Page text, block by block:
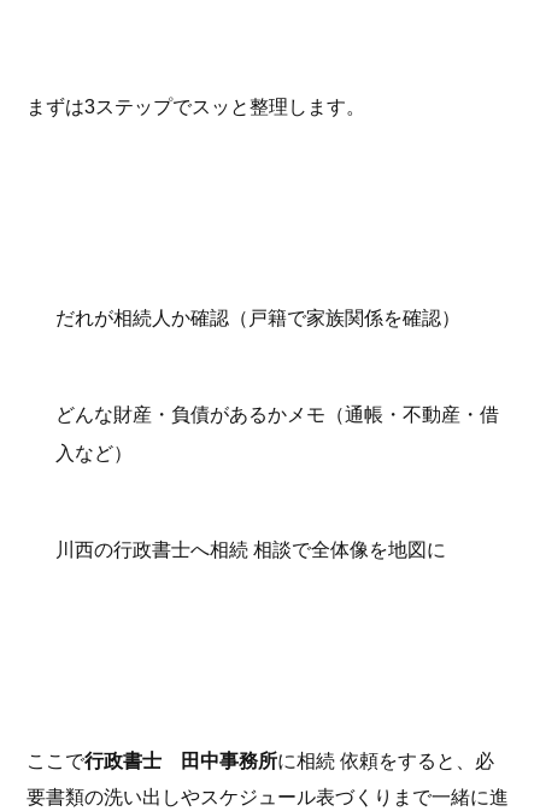
まずは3ステップでスッと整理します。
だれが相続人か確認（戸籍で家族関係を確認）
どんな財産・負債があるかメモ（通帳・不動産・借
入など）
川西の行政書士へ相続 相談で全体像を地図に
ここで行政書士 田中事務所に相続 依頼をすると、必
要書類の洗い出しやスケジュール表づくりまで一緒に進